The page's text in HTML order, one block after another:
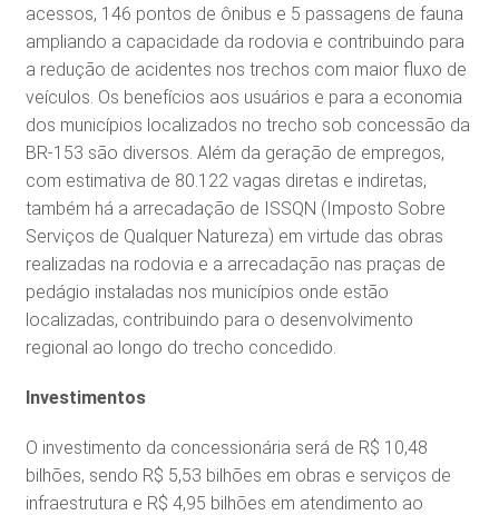
acessos, 146 pontos de ônibus e 5 passagens de fauna
ampliando a capacidade da rodovia e contribuindo para
a redução de acidentes nos trechos com maior fluxo de
veículos. Os benefícios aos usuários e para a economia
dos municípios localizados no trecho sob concessão da
BR-153 são diversos. Além da geração de empregos,
com estimativa de 80.122 vagas diretas e indiretas,
também há a arrecadação de ISSQN (Imposto Sobre
Serviços de Qualquer Natureza) em virtude das obras
realizadas na rodovia e a arrecadação nas praças de
pedágio instaladas nos municípios onde estão
localizadas, contribuindo para o desenvolvimento
regional ao longo do trecho concedido.
Investimentos
O investimento da concessionária será de R$ 10,48
bilhões, sendo R$ 5,53 bilhões em obras e serviços de
infraestrutura e R$ 4,95 bilhões em atendimento ao